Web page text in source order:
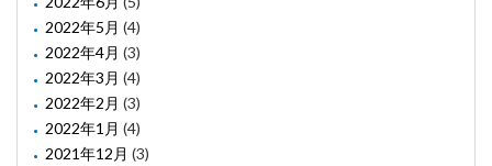
2022年5月 (4)
2022年4月 (3)
2022年3月 (4)
2022年2月 (3)
2022年1月 (4)
2021年12月 (3)